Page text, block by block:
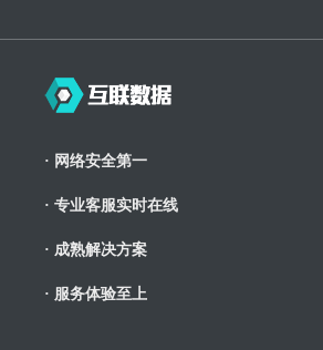
· 网络安全第一
· 专业客服实时在线
· 成熟解决方案
· 服务体验至上